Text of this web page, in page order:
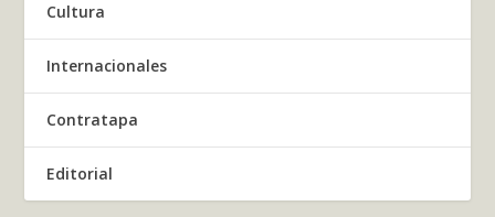
Cultura
Internacionales
Contratapa
Editorial